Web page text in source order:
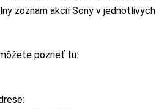
zoznam akcií Sony v jednotlivých
pozrieť tu: